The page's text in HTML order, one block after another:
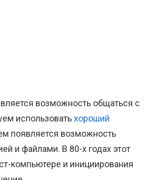
возможность общаться с
использоватьхороший
появляется возможность
и файлами. В 80-х годах этот
компьютере и инициирования